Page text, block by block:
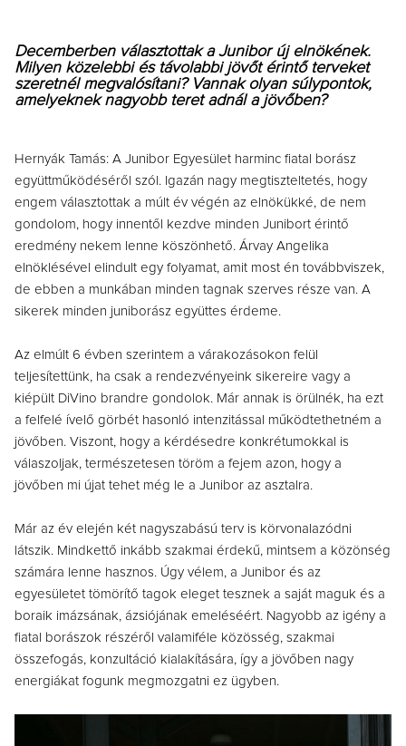
Decemberben választottak a Junibor új elnökének.
Milyen közelebbi és távolabbi jövőt érintő terveket
szeretnél megvalósítani? Vannak olyan súlypontok,
amelyeknek nagyobb teret adnál a jövőben?
Hernyák Tamás: A Junibor Egyesület harminc fiatal borász
együttműködéséről szól. Igazán nagy megtiszteltetés, hogy
engem választottak a múlt év végén az elnökükké, de nem
gondolom, hogy innentől kezdve minden Junibort érintő
eredmény nekem lenne köszönhető. Árvay Angelika
elnöklésével elindult egy folyamat, amit most én továbbviszek,
de ebben a munkában minden tagnak szerves része van. A
sikerek minden juniborász együttes érdeme.
Az elmúlt 6 évben szerintem a várakozásokon felül
teljesítettünk, ha csak a rendezvényeink sikereire vagy a
kiépült DiVino brandre gondolok. Már annak is örülnék, ha ezt
a felfelé ívelő görbét hasonló intenzitással működtethetném a
jövőben. Viszont, hogy a kérdésedre konkrétumokkal is
válaszoljak, természetesen töröm a fejem azon, hogy a
jövőben mi újat tehet még le a Junibor az asztalra.
Már az év elején két nagyszabású terv is körvonalazódni
látszik. Mindkettő inkább szakmai érdekű, mintsem a közönség
számára lenne hasznos. Úgy vélem, a Junibor és az
egyesületet tömörítő tagok eleget tesznek a saját maguk és a
boraik imázsának, ázsiójának emeléséért. Nagyobb az igény a
fiatal borászok részéről valamiféle közösség, szakmai
összefogás, konzultáció kialakítására, így a jövőben nagy
energiákat fogunk megmozgatni ez ügyben.